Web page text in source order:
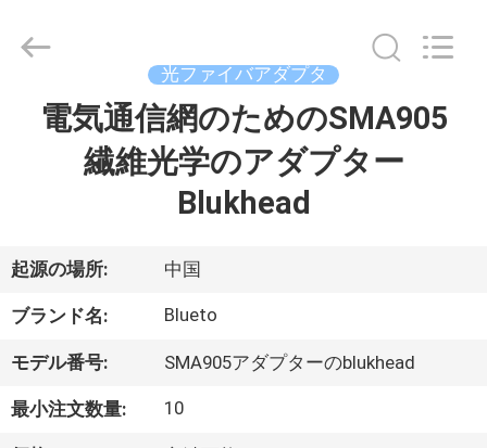
ダ
ク
ト
2019
Electronics&Communication
光ファイバアダプタ
電気通信網のためのSMA905
繊維光学のアダプター
Blukhead
起源の場所: 中国
ブランド名: Blueto
モデル番号: SMA905アダプターのblukhead
最小注文数量: 10